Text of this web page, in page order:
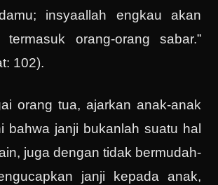
insyaallah engkau akan
termasuk orang-orang sabar.”
102).
orang tua, ajarkan anak-anak
bahwa janji bukanlah suatu hal
juga dengan tidak bermudah-
janji kepada anak,